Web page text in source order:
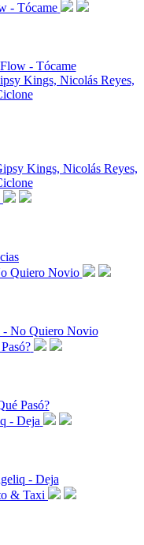
- Tócame
Kings, Nicolás Reyes,
- No Quiero Novio
Pasó?
- Deja